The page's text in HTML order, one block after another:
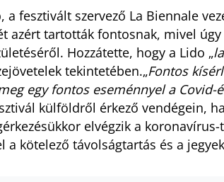
a fesztivált szervező La Biennale
azért tartották fontosnak, mivel
Hozzátette, hogy a Lido „
tekintetében.„Fontos
egy fontos eseménnyel a Covid-
külföldről érkező vendégein,
elvégzik a
a kötelező távolságtartás és a